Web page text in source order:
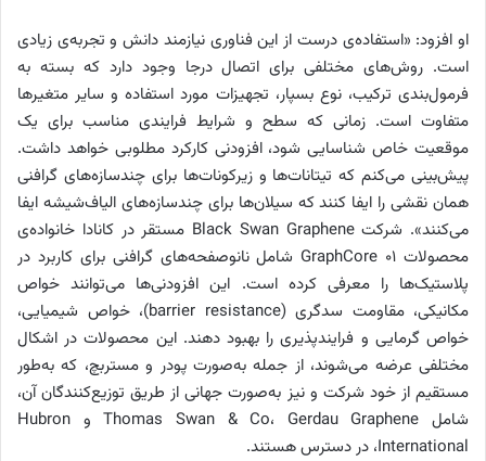
او افزود: «استفاده‌ی درست از این فناوری نیازمند دانش و تجربه‌ی زیادی
است. روش‌های مختلفی برای اتصال درجا وجود دارد که بسته به
فرمول‌بندی ترکیب، نوع بسپار، تجهیزات مورد استفاده و سایر متغیرها
متفاوت است. زمانی که سطح و شرایط فرایندی مناسب برای یک
موقعیت خاص شناسایی شود، افزودنی کارکرد مطلوبی خواهد داشت.
پیش‌بینی می‌کنم که تیتانات‌ها و زیرکونات‌ها برای چندسازه‌های گرافنی
همان نقشی را ایفا کنند که سیلان‌ها برای چندسازه‌های الیاف‌شیشه ایفا
می‌کنند». شرکت Black Swan Graphene مستقر در کانادا خانواده‌ی
محصولات GraphCore 01 شامل نانوصفحه‌های گرافنی برای کاربرد در
پلاستیک‌ها را معرفی کرده است. این افزودنی‌ها می‌توانند خواص
مکانیکی، مقاومت سدگری (barrier resistance)، خواص شیمیایی،
خواص گرمایی و فرایندپذیری را بهبود دهند. این محصولات در اشکال
مختلفی عرضه می‌شوند، از جمله به‌صورت پودر و مستربچ، که به‌طور
مستقیم از خود شرکت و نیز به‌صورت جهانی از طریق توزیع‌کنندگان آن،
شامل Thomas Swan & Co، Gerdau Graphene و Hubron
International، در دسترس هستند.